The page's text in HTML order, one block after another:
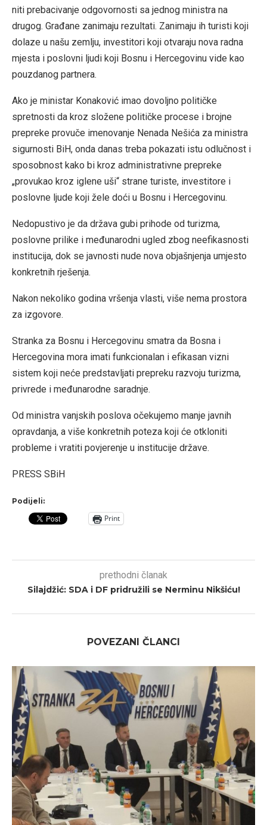
niti prebacivanje odgovornosti sa jednog ministra na
drugog. Građane zanimaju rezultati. Zanimaju ih turisti koji
dolaze u našu zemlju, investitori koji otvaraju nova radna
mjesta i poslovni ljudi koji Bosnu i Hercegovinu vide kao
pouzdanog partnera.
Ako je ministar Konaković imao dovoljno političke
spretnosti da kroz složene političke procese i brojne
prepreke provuče imenovanje Nenada Nešića za ministra
sigurnosti BiH, onda danas treba pokazati istu odlučnost i
sposobnost kako bi kroz administrativne prepreke
„provukao kroz iglene uši“ strane turiste, investitore i
poslovne ljude koji žele doći u Bosnu i Hercegovinu.
Nedopustivo je da država gubi prihode od turizma,
poslovne prilike i međunarodni ugled zbog neefikasnosti
institucija, dok se javnosti nude nova objašnjenja umjesto
konkretnih rješenja.
Nakon nekoliko godina vršenja vlasti, više nema prostora
za izgovore.
Stranka za Bosnu i Hercegovinu smatra da Bosna i
Hercegovina mora imati funkcionalan i efikasan vizni
sistem koji neće predstavljati prepreku razvoju turizma,
privrede i međunarodne saradnje.
Od ministra vanjskih poslova očekujemo manje javnih
opravdanja, a više konkretnih poteza koji će otkloniti
probleme i vratiti povjerenje u institucije države.
PRESS SBiH
Podijeli:
Print
prethodni članak
Silajdžić: SDA i DF pridružili se Nerminu Nikšiću!
POVEZANI ČLANCI